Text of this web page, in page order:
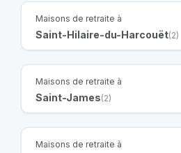
Maisons de retraite à
Saint-Hilaire-du-Harcouët(2)
Maisons de retraite à
Saint-James(2)
Maisons de retraite à